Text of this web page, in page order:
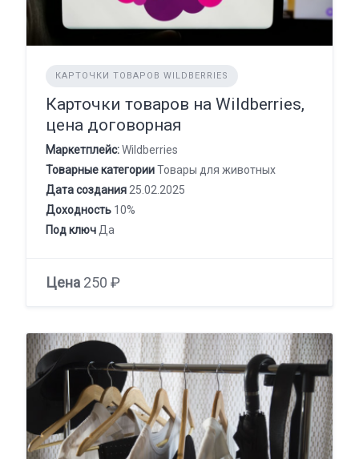
КАРТОЧКИ ТОВАРОВ WILDBERRIES
Карточки товаров на Wildberries,
цена договорная
Маркетплейс:Wildberries
Товарные категорииТовары для животных
Дата создания 25.02.2025
Доходность 10%
Под ключ Да
Цена 250 ₽